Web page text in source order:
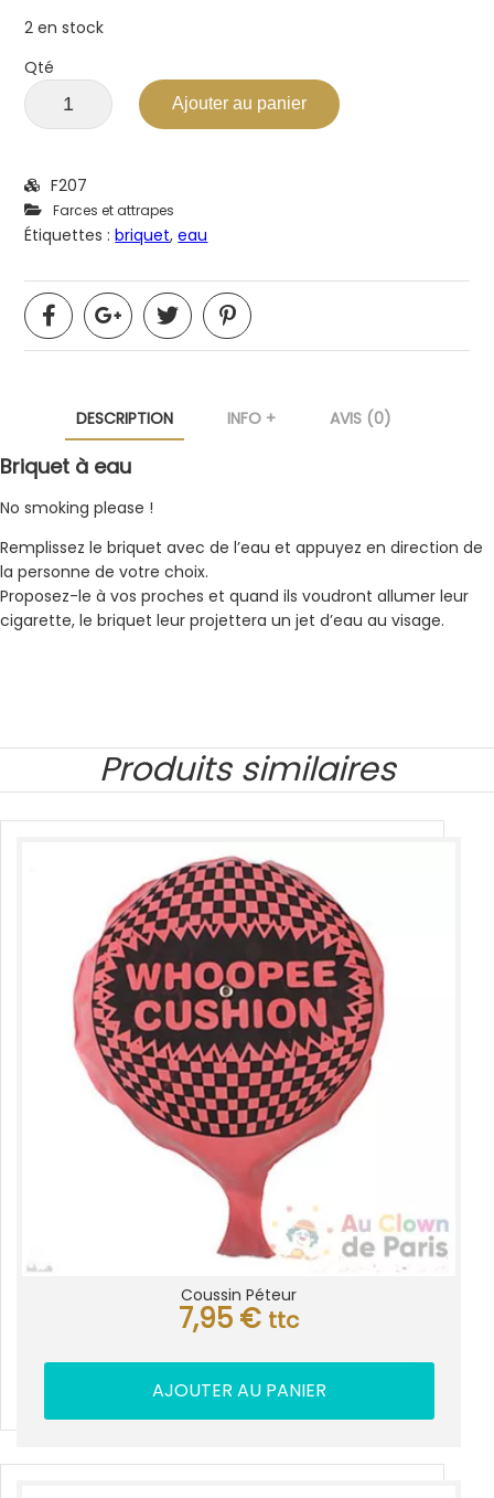
2 en stock
Qté
Ajouter au panier
F207
Farces et attrapes
Étiquettes :briquet,eau
DESCRIPTION INFO + AVIS (0)
Briquet à eau
No smoking please !
Remplissez le briquet avec de l’eau et appuyez en direction de
la personne de votre choix.
Proposez-le à vos proches et quand ils voudront allumer leur
cigarette, le briquet leur projettera un jet d’eau au visage.
Produits similaires
Coussin Péteur
7,95 € ttc
AJOUTER AU PANIER